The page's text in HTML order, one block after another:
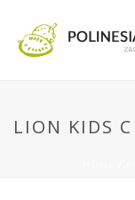
LION KIDS C